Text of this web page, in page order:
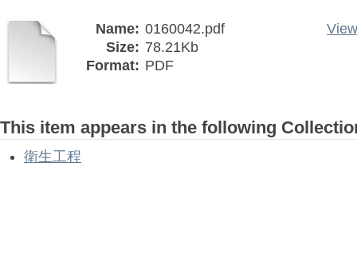
Name: 0160042.pdf
Size: 78.21Kb
Format: PDF
This item appears in the following
衛生工程